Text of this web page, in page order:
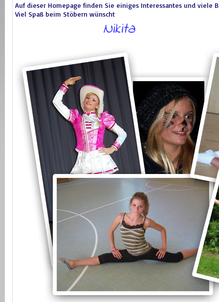
Auf dieser Homepage finden Sie einiges Interessantes und viele
Viel Spaß beim Stöbern wünscht
Nikita